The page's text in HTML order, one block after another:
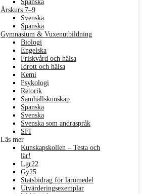
Spanska
Årskurs 7–9
Svenska
Spanska
Gymnasium & Vuxenutbildning
Biologi
Engelska
Friskvård och hälsa
Idrott och hälsa
Kemi
Psykologi
Retorik
Samhällskunskap
Spanska
Svenska
Svenska som andraspråk
SFI
Läs mer
Kunskapskollen – Testa och
lär!
Lgr22
Gy25
Statsbidrag för läromedel
Utvärderingsexemplar